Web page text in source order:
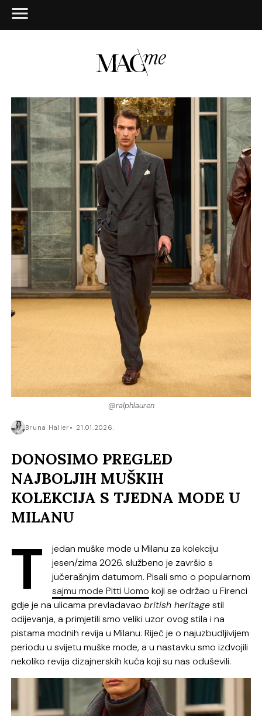
@ralphlauren
Bruna Haller 21.01.2026.
DONOSIMO PREGLED
NAJBOLJIH MUŠKIH
KOLEKCIJA S TJEDNA MODE U
MILANU
T
jedan muške mode u Milanu za kolekciju
jesen/zima 2026. službeno je završio s
jučerašnjim datumom. Pisali smo o popularnom
sajmu mode Pitti Uomo koji se održao u Firenci
gdje je na ulicama prevladavaobritish heritagestil
odijevanja, a primjetili smo veliki uzor ovog stila i na
pistama modnih revija u Milanu. Riječ je o najuzbudljivijem
periodu u svijetu muške mode, a u nastavku smo izdvojili
nekoliko revija dizajnerskih kuća koji su nas oduševili.